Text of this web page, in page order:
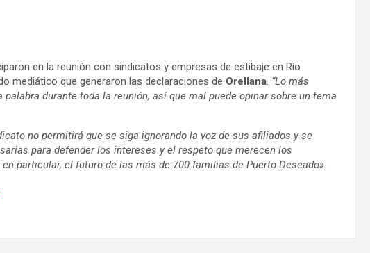
en la reunión con sindicatos y empresas de estibaje en Río
mediático que generaron las declaraciones de Orellana. “Lo más
durante toda la reunión, así que mal puede opinar sobre un tema
no permitirá que se siga ignorando la voz de sus afiliados y se
para defender los intereses y el respeto que merecen los
particular, el futuro de las más de 700 familias de Puerto Deseado».